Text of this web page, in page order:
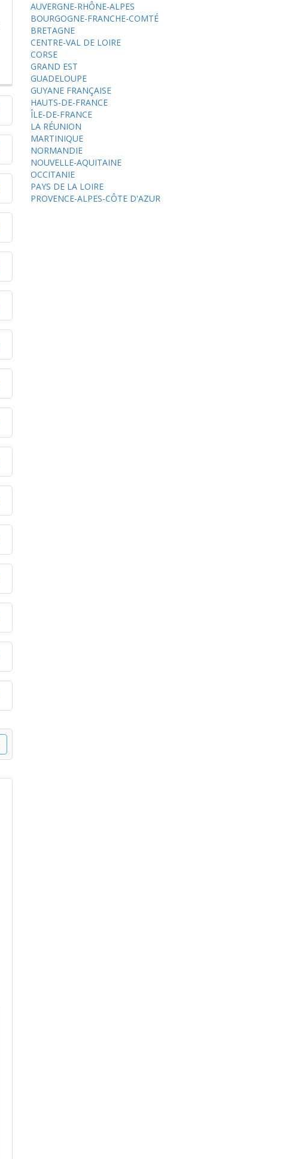
AUVERGNE-RHÔNE-ALPES
BOURGOGNE-FRANCHE-COMTÉ
BRETAGNE
CENTRE-VAL DE LOIRE
CORSE
GRAND EST
GUADELOUPE
GUYANE FRANÇAISE
HAUTS-DE-FRANCE
ÎLE-DE-FRANCE
LA RÉUNION
MARTINIQUE
NORMANDIE
NOUVELLE-AQUITAINE
OCCITANIE
PAYS DE LA LOIRE
PROVENCE-ALPES-CÔTE D'AZUR